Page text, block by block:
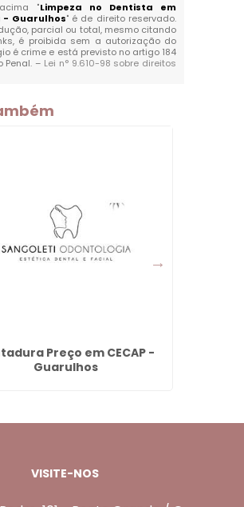
"Limpeza no Dentista em
- Guarulhos" é de direito reservado.
parcial ou total, mesmo citando
é proibida sem a autorização do
é crime e está previsto no artigo 184
Penal. – Lei n° 9.610-98 sobre direitos
Preço em CECAP -
Guarulhos
VISITE-NOS